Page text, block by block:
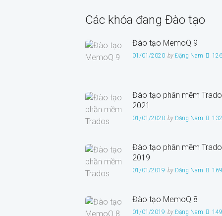
Các khóa đang Đào tạo
Đào tạo MemoQ 9
01/01/2020 by Đặng Nam
Đào tạo phần mềm
2021
01/01/2020 by Đặng Nam
Đào tạo phần mềm
2019
01/01/2019 by Đặng Nam
Đào tạo MemoQ 8
01/01/2019 by Đặng Nam